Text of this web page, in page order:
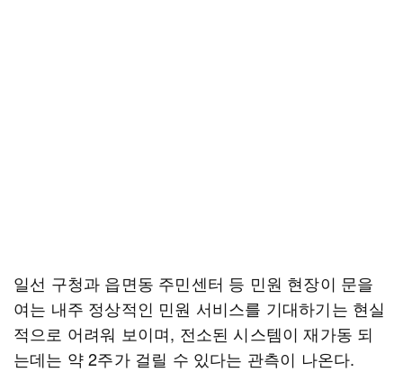
일선 구청과 읍면동 주민센터 등 민원 현장이 문을
여는 내주 정상적인 민원 서비스를 기대하기는 현실
적으로 어려워 보이며, 전소된 시스템이 재가동 되
는데는 약 2주가 걸릴 수 있다는 관측이 나온다.